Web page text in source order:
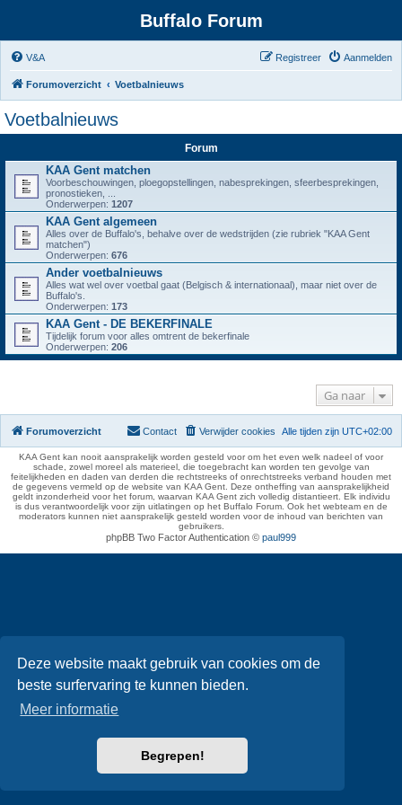
Deze website maakt gebruik van cookies om de
beste surfervaring te kunnen bieden.
Meer informatie
Begrepen!
Buffalo Forum
V&A Aanmelden
Registreer
Forumoverzicht Voetbalnieuws
Voetbalnieuws
Forum
KAA Gent matchen
Voorbeschouwingen, ploegopstellingen, nabesprekingen, sfeerbesprekingen,
pronostieken, ...
Onderwerpen: 1207
KAA Gent algemeen
Alles over de Buffalo's, behalve over de wedstrijden (zie rubriek "KAA Gent
matchen")
Onderwerpen: 676
Ander voetbalnieuws
Alles wat wel over voetbal gaat (Belgisch & internationaal), maar niet over de
Buffalo's.
Onderwerpen: 173
KAA Gent - DE BEKERFINALE
Tijdelijk forum voor alles omtrent de bekerfinale
Onderwerpen: 206
Ga naar
Forumoverzicht Alle tijden zijn UTC+02:00
Verwijder cookies
Contact
KAA Gent kan nooit aansprakelijk worden gesteld voor om het even welk nadeel of voor
schade, zowel moreel als materieel, die toegebracht kan worden ten gevolge van
feitelijkheden en daden van derden die rechtstreeks of onrechtstreeks verband houden met
de gegevens vermeld op de website van KAA Gent. Deze ontheffing van aansprakelijkheid
geldt inzonderheid voor het forum, waarvan KAA Gent zich volledig distantieert. Elk individu
is dus verantwoordelijk voor zijn uitlatingen op het Buffalo Forum. Ook het webteam en de
moderators kunnen niet aansprakelijk gesteld worden voor de inhoud van berichten van
gebruikers.
phpBB Two Factor Authentication © paul999